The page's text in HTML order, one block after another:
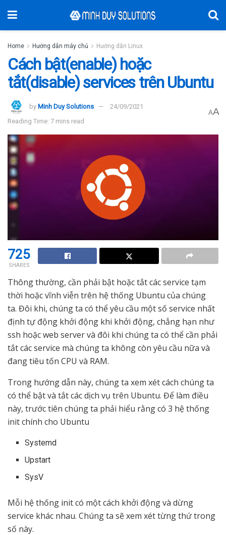
Home Hướng dẫn máy chủ Hướng dẫn Linux
Cách bật(enable) hoặc
tắt(disable) services trên Ubuntu
by Minh Duy Solutions
24/09/2021
Reading Time: 7 mins read
AA
725
SHARES
Thông thường, cần phải bật hoặc tắt các service tạm
thời hoặc vĩnh viễn trên hệ thống Ubuntu của chúng
ta. Đôi khi, chúng ta có thể yêu cầu một số service nhất
định tự động khởi động khi khởi động, chẳng hạn như
ssh hoặc web server và đôi khi chúng ta có thể cần phải
tắt các service mà chúng ta không còn yêu cầu nữa và
đang tiêu tốn CPU và RAM.
Trong hướng dẫn này, chúng ta xem xét cách chúng ta
có thể bật và tắt các dịch vụ trên Ubuntu. Để làm điều
này, trước tiên chúng ta phải hiểu rằng có 3 hệ thống
init chính cho Ubuntu
Systemd
Upstart
SysV
Mỗi hệ thống init có một cách khởi động và dừng
service khác nhau. Chúng ta sẽ xem xét từng thứ trong
số này.